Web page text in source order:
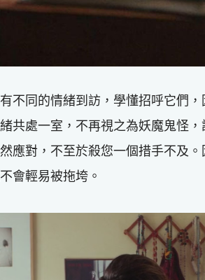
不同的情緒到訪，學懂招呼它們
共處一室，不再視之為妖魔鬼怪，
應對，不至於殺您一個措手不及
會輕易被拖垮。